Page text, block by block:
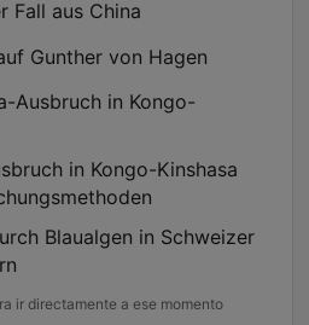
Fall aus China
Gunther von Hagen
Ausbruch in Kongo-
in Kongo-Kinshasa
Blaualgen in Schweizer
ir directamente a ese momento